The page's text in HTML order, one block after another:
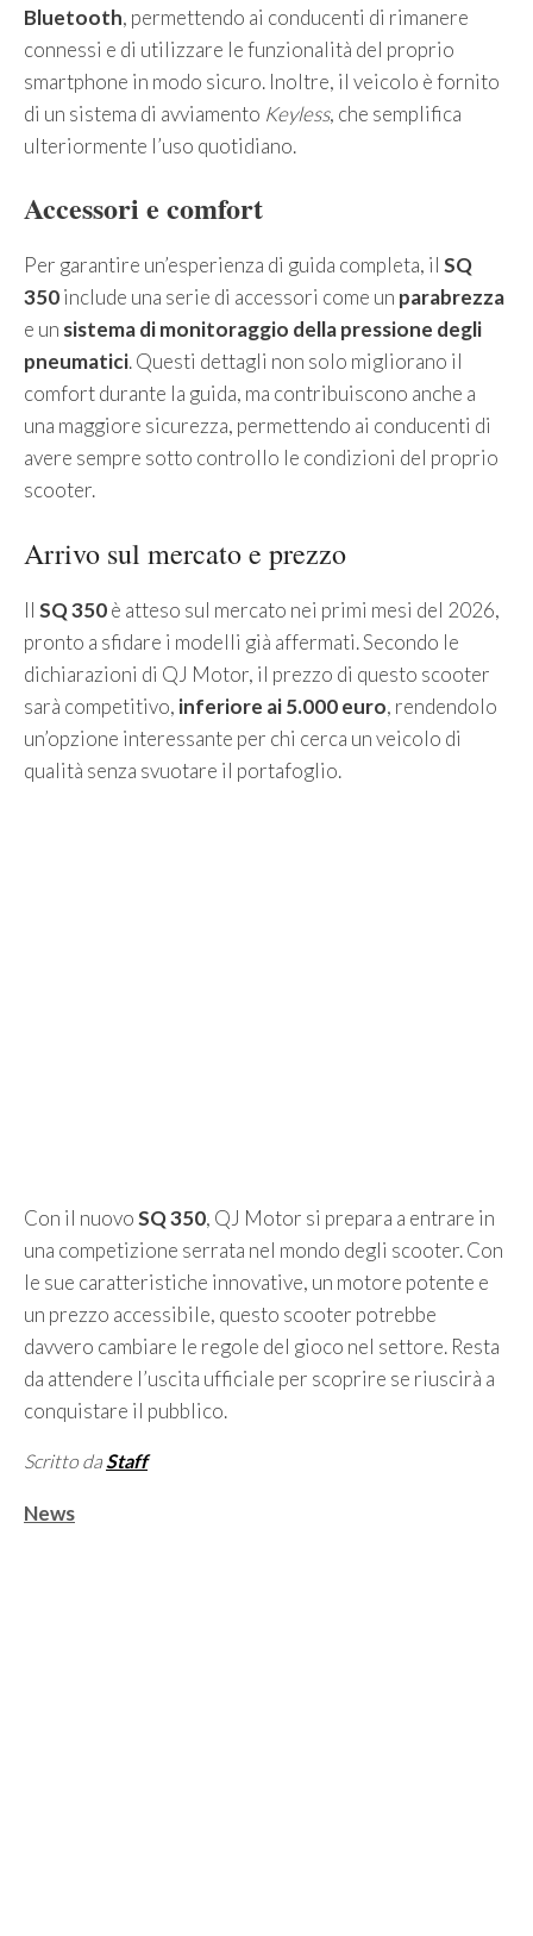
Bluetooth, permettendo ai conducenti di rimanere
connessi e di utilizzare le funzionalità del proprio
smartphone in modo sicuro. Inoltre, il veicolo è fornito
di un sistema di avviamento Keyless, che semplifica
ulteriormente l’uso quotidiano.
Accessori e comfort
Per garantire un’esperienza di guida completa, il SQ
350include una serie di accessori come un parabrezza
e un sistema di monitoraggio della pressione degli
pneumatici. Questi dettagli non solo migliorano il
comfort durante la guida, ma contribuiscono anche a
una maggiore sicurezza, permettendo ai conducenti di
avere sempre sotto controllo le condizioni del proprio
scooter.
Arrivo sul mercato e prezzo
Il SQ 350è atteso sul mercato nei primi mesi del 2026,
pronto a sfidare i modelli già affermati. Secondo le
dichiarazioni di QJ Motor, il prezzo di questo scooter
sarà competitivo, inferiore ai 5.000 euro, rendendolo
un’opzione interessante per chi cerca un veicolo di
qualità senza svuotare il portafoglio.
Con il nuovoSQ 350, QJ Motor si prepara a entrare in
una competizione serrata nel mondo degli scooter. Con
le sue caratteristiche innovative, un motore potente e
un prezzo accessibile, questo scooter potrebbe
davvero cambiare le regole del gioco nel settore. Resta
da attendere l’uscita ufficiale per scoprire se riuscirà a
conquistare il pubblico.
Scritto daStaff
Categorie
News